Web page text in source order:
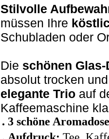
Stilvolle
müssen Ihre
Schubladen oder
Die schönen Glas-
absolut trocken
elegante Trio auf
Kaffeemaschine
3 schöne